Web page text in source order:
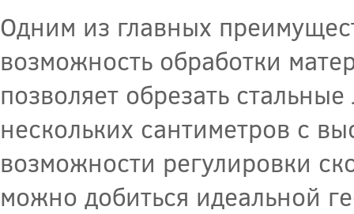
Одним из главных
возможность обработки
позволяет обрезать
нескольких сантиметров с
возможности регулировки
можно добиться идеальной